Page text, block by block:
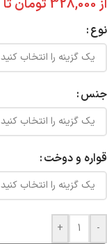
از 328,000 تومان تا
نوع
جنس
قواره و دوخت
-
+